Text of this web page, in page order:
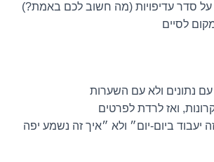
על סדר עדיפויות (מה חשוב לכם באמת?)
לסיים
עם נתונים ולא עם השערות
ואז לרדת לפרטים
יעבוד ביום-יום״ ולא ״איך זה נשמע יפה